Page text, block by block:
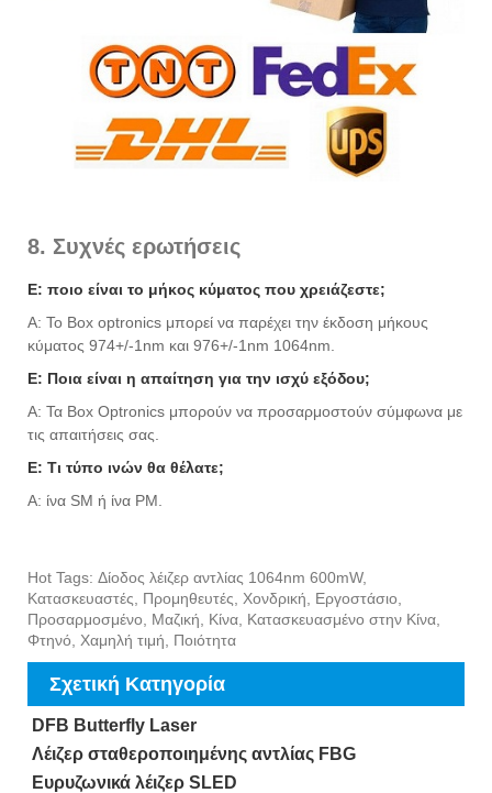
8. Συχνές ερωτήσεις
Ε: ποιο είναι το μήκος κύματος που χρειάζεστε;
Α: Το Box optronics μπορεί να παρέχει την έκδοση μήκους
κύματος 974+/-1nm και 976+/-1nm 1064nm.
Ε: Ποια είναι η απαίτηση για την ισχύ εξόδου;
Α: Τα Box Optronics μπορούν να προσαρμοστούν σύμφωνα με
τις απαιτήσεις σας.
Ε: Τι τύπο ινών θα θέλατε;
Α: ίνα SM ή ίνα PM.
Hot Tags: Δίοδος λέιζερ αντλίας 1064nm 600mW,
Κατασκευαστές, Προμηθευτές, Χονδρική, Εργοστάσιο,
Προσαρμοσμένο, Μαζική, Κίνα, Κατασκευασμένο στην Κίνα,
Φτηνό, Χαμηλή τιμή, Ποιότητα
Σχετική Κατηγορία
DFB Butterfly Laser
Λέιζερ σταθεροποιημένης αντλίας FBG
Ευρυζωνικά λέιζερ SLED